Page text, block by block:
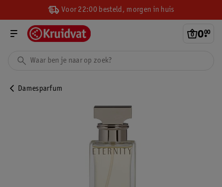
Voor 22:00 besteld, morgen in huis
0.
00
Damesparfum